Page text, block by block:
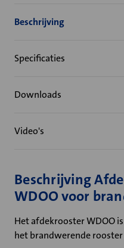
Beschrijving
Specificaties
Downloads
Video's
Beschrijving
WDOO voor
Het afdekrooster WDOO
het brandwerende rooster